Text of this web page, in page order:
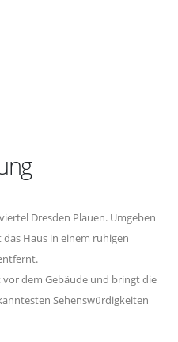
Dresden Plauen. Umgeben
Haus in einem ruhigen
dem Gebäude und bringt die
Sehenswürdigkeiten